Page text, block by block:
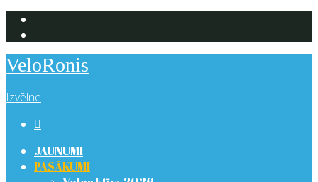
VeloRonis
Izvēlne

JAUNUMI
PASĀKUMI